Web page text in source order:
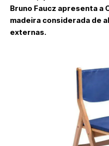
Bruno Faucz apresenta a
madeira considerada de
externas.